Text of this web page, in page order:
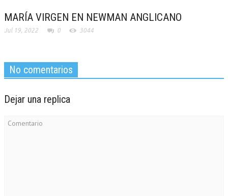
MARÍA VIRGEN EN NEWMAN ANGLICANO
Jul 19, 2022 0 3044
No comentarios
Dejar una replica